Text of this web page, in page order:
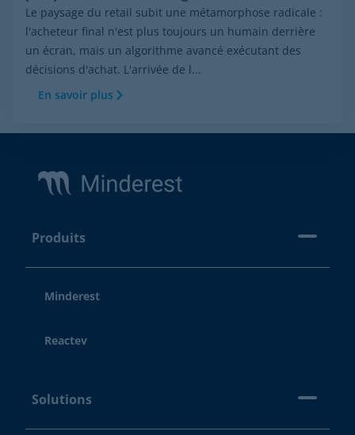
Le paysage du retail subit une métamorphose radicale :
l'acheteur final n'est plus toujours un humain derrière
un écran, mais un algorithme avancé exécutant des
décisions d'achat. L'arrivée de l...
En savoir plus
Produits
Minderest
Reactev
Solutions